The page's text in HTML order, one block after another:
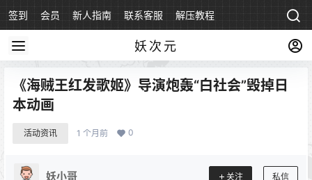
签到 会员 新人指南 联系客服 解压教程
妖次元
《海贼王红发歌姬》导演炮轰“白社会”毁掉日
本动画
活动资讯 1 个月前 0
妖小哥 关注 私信